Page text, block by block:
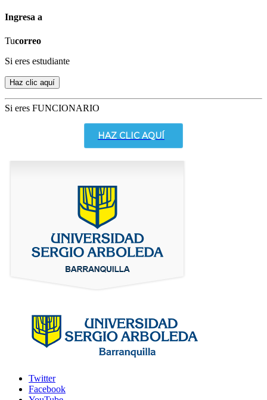
Ingresa a
Tucorreo
Si eres estudiante
Si eres FUNCIONARIO
HAZ CLIC AQUÍ
Twitter
Facebook